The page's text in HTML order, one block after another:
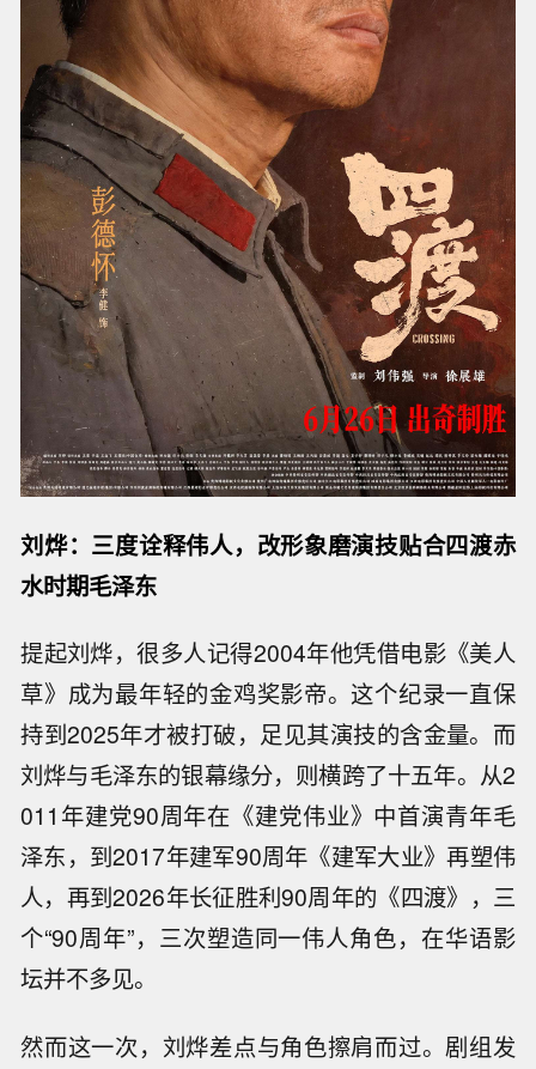
刘烨：三度诠释伟人，改形象磨演技贴合四渡赤
水时期毛泽东
提起刘烨，很多人记得2004年他凭借电影《美人
草》成为最年轻的金鸡奖影帝。这个纪录一直保
持到2025年才被打破，足见其演技的含金量。而
刘烨与毛泽东的银幕缘分，则横跨了十五年。从2
011年建党90周年在《建党伟业》中首演青年毛
泽东，到2017年建军90周年《建军大业》再塑伟
人，再到2026年长征胜利90周年的《四渡》，三
个“90周年”，三次塑造同一伟人角色，在华语影
坛并不多见。
然而这一次，刘烨差点与角色擦肩而过。剧组发